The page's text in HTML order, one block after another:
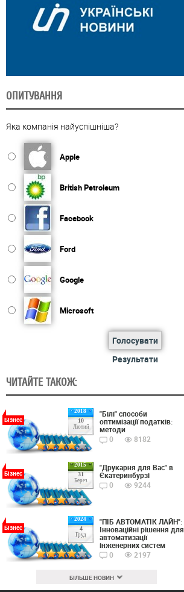
ОПИТУВАННЯ
Яка компанія найуспішніша?
Apple
British Petroleum
Facebook
Ford
Google
Microsoft
Голосувати
Результати
ЧИТАЙТЕ ТАКОЖ:
2018
10
Лютий
Бізнес
"Білі" способи
оптимізації податків:
методи
0
8182
2015
31
Берез
Бізнес
"Друкарня для Вас" в
Єкатеринбурзі
0
9244
2024
4
Груд
Бізнес
"ПІБ АВТОМАТІК ЛАЙН":
Інноваційні рішення для
автоматизації
інженерних систем
0
2197
БІЛЬШЕ НОВИН